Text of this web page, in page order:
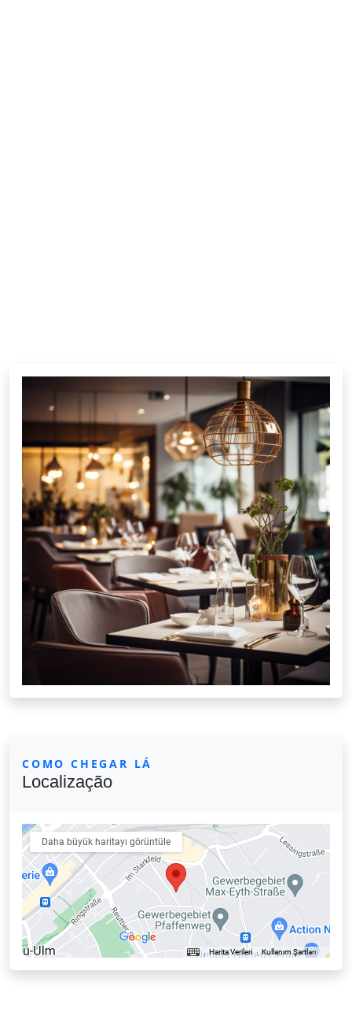
COMO CHEGAR LÁ
Localização